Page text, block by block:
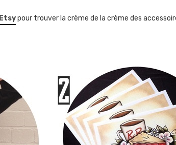
Etsypour trouver la crème de la crème des